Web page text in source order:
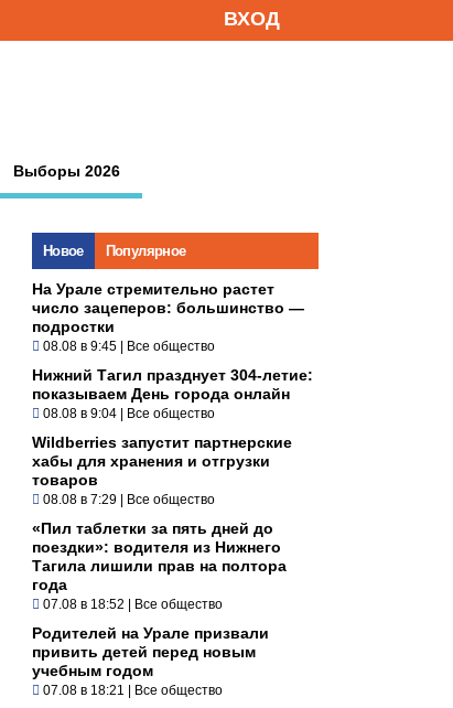
ВХОД
Выборы 2026
Новое Популярное
На Урале стремительно растет
число зацеперов: большинство —
подростки
08.08 в 9:45 | Все общество
Нижний Тагил празднует 304-летие:
показываем День города онлайн
08.08 в 9:04 | Все общество
Wildberries запустит партнерские
хабы для хранения и отгрузки
товаров
08.08 в 7:29 | Все общество
«Пил таблетки за пять дней до
поездки»: водителя из Нижнего
Тагила лишили прав на полтора
года
07.08 в 18:52 | Все общество
Родителей на Урале призвали
привить детей перед новым
учебным годом
07.08 в 18:21 | Все общество